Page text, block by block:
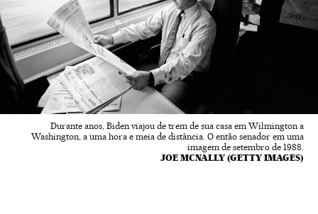
Durante anos, Biden viajou de trem de sua casa em Wilmington a
Washington, a uma hora e meia de distância. O então senador em uma
imagem de setembro de 1988.
JOE MCNALLY (GETTY IMAGES)